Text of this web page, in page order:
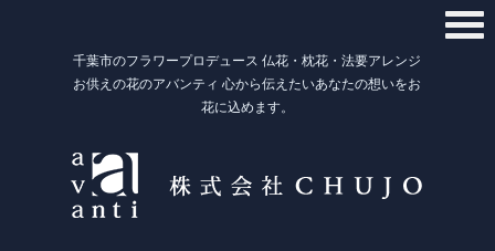
千葉市のフラワープロデュース 仏花・枕花・法要アレンジ
お供えの花のアバンティ 心から伝えたいあなたの想いをお
花に込めます。